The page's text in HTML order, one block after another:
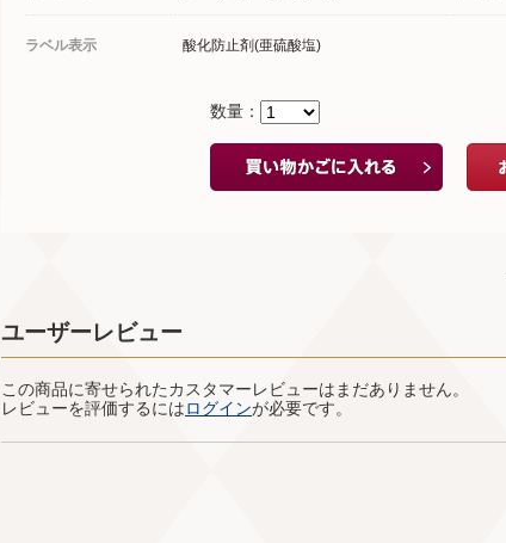
ラベル表示 酸化防止剤(亜硫酸塩)
数量：
ユーザーレビュー
この商品に寄せられたカスタマーレビューはまだありません。
レビューを評価するにはログインが必要です。